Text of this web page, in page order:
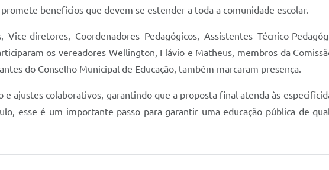
benefícios que devem se estender a toda a comunidade escolar.
diretores, Coordenadores Pedagógicos, Assistentes Técnico-
os vereadores Wellington, Flávio e Matheus, membros da
do Conselho Municipal de Educação, também marcaram presença.
ajustes colaborativos, garantindo que a proposta final atenda às
esse é um importante passo para garantir uma educação pública de